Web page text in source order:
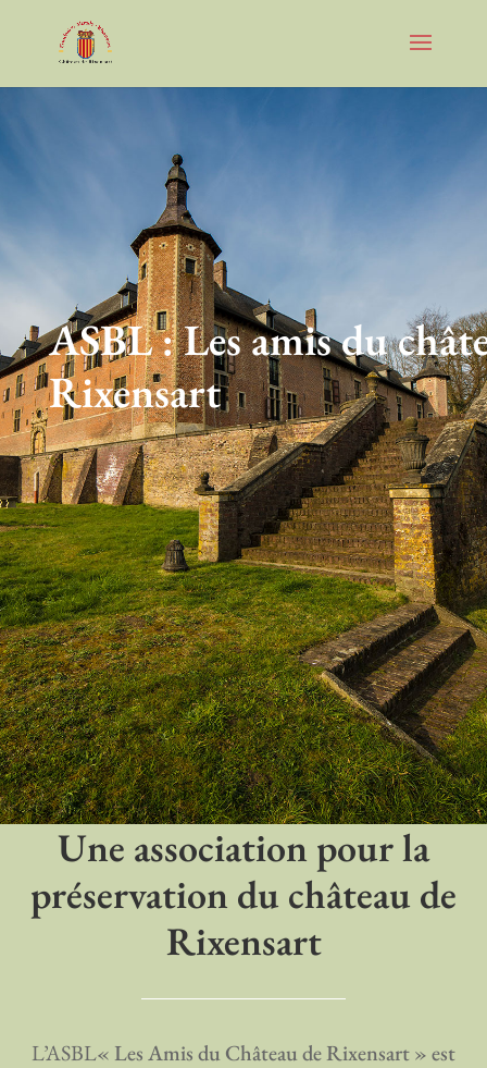
ASBL : Les amis du
Rixensart
Une association pour la
préservation du château de
Rixensart
L’ASBL« Les Amis du Château de Rixensart » est